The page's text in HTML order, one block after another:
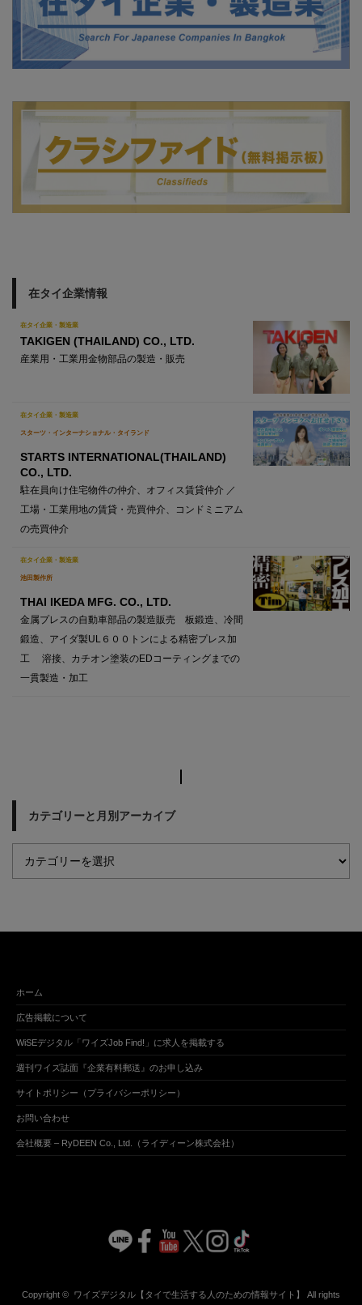
在タイ企業情報
在タイ企業・製造業
TAKIGEN (THAILAND) CO., LTD.
産業用・工業用金物部品の製造・販売
在タイ企業・製造業
スターツ・インターナショナル・タイランド
STARTS INTERNATIONAL(THAILAND)
CO., LTD.
駐在員向け住宅物件の仲介、オフィス賃貸仲介 ／
工場・工業用地の賃貸・売買仲介、コンドミニアム
の売買仲介
在タイ企業・製造業
池田製作所
THAI IKEDA MFG. CO., LTD.
金属プレスの自動車部品の製造販売 板鍛造、冷間
鍛造、アイダ製UL６００トンによる精密プレス加
工 溶接、カチオン塗装のEDコーティングまでの
一貫製造・加工
カテゴリーと月別アーカイブ
ホーム
広告掲載について
WiSEデジタル「ワイズJob Find!」に求人を掲載する
週刊ワイズ誌面『企業有料郵送』のお申し込み
サイトポリシー（プライバシーポリシー）
お問い合わせ
会社概要 – RyDEEN Co., Ltd.（ライディーン株式会社）
Copyright © ワイズデジタル【タイで生活する人のための情報サイト】 All rights